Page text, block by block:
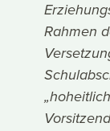
Rahmen